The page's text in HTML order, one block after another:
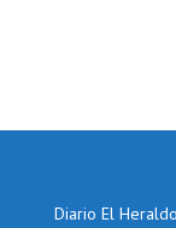
Diario El